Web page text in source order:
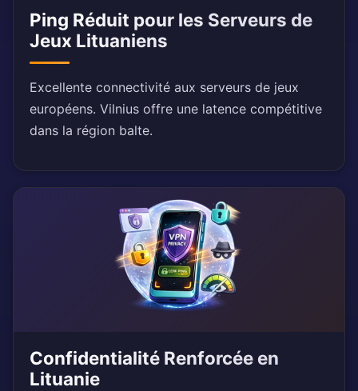
Ping Réduit pour les Serveurs de
Jeux Lituaniens
Excellente connectivité aux serveurs de jeux
européens. Vilnius offre une latence compétitive
dans la région balte.
Confidentialité Renforcée en
Lituanie